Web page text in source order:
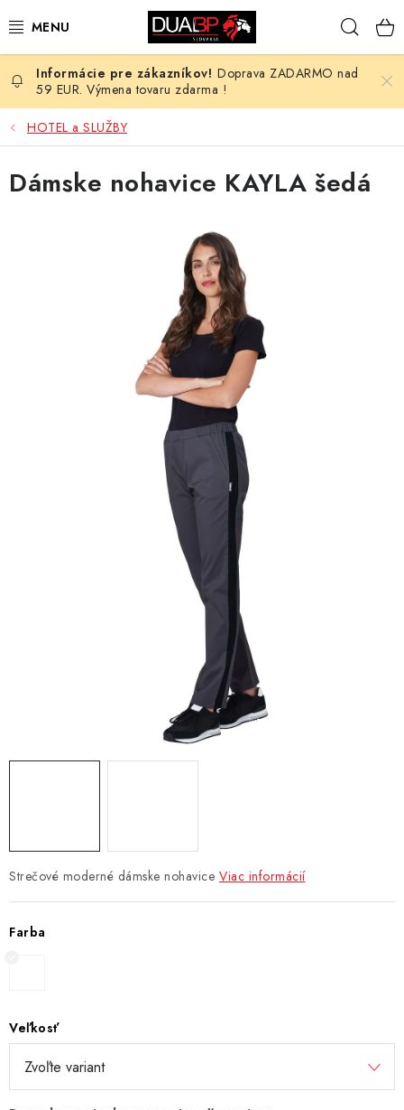
na
NOVÉ
PRACOVNÉ ODEVY
OBUV
Chránená dielňa
Doprava, platba a zľavy
Potlač lôg
Formulár na vrátenie tovaru /odstúpenie od zmluvy
Zásady ochrany osobných údajov
Moja objednávka
Doprava ZADARMO nad
59 EUR. Výmena tovaru zdarma !
HOTEL a SLUŽBY
Strečové moderné dámske nohavice Viac informácií
Farba
Veľkosť
Dámske nohavice KAYLA šedá